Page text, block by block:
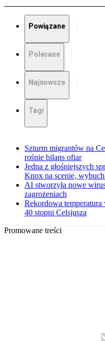
Powiązane
Polecane
Najnowsze
Tagi
Szturm migrantów na
rośnie bilans ofiar
Jedna z głośniejszych
Knox na scenie,
AI stworzyła nowe
zagrożeniach
Rekordowa
40 stopni Celsjusza
Promowane treści